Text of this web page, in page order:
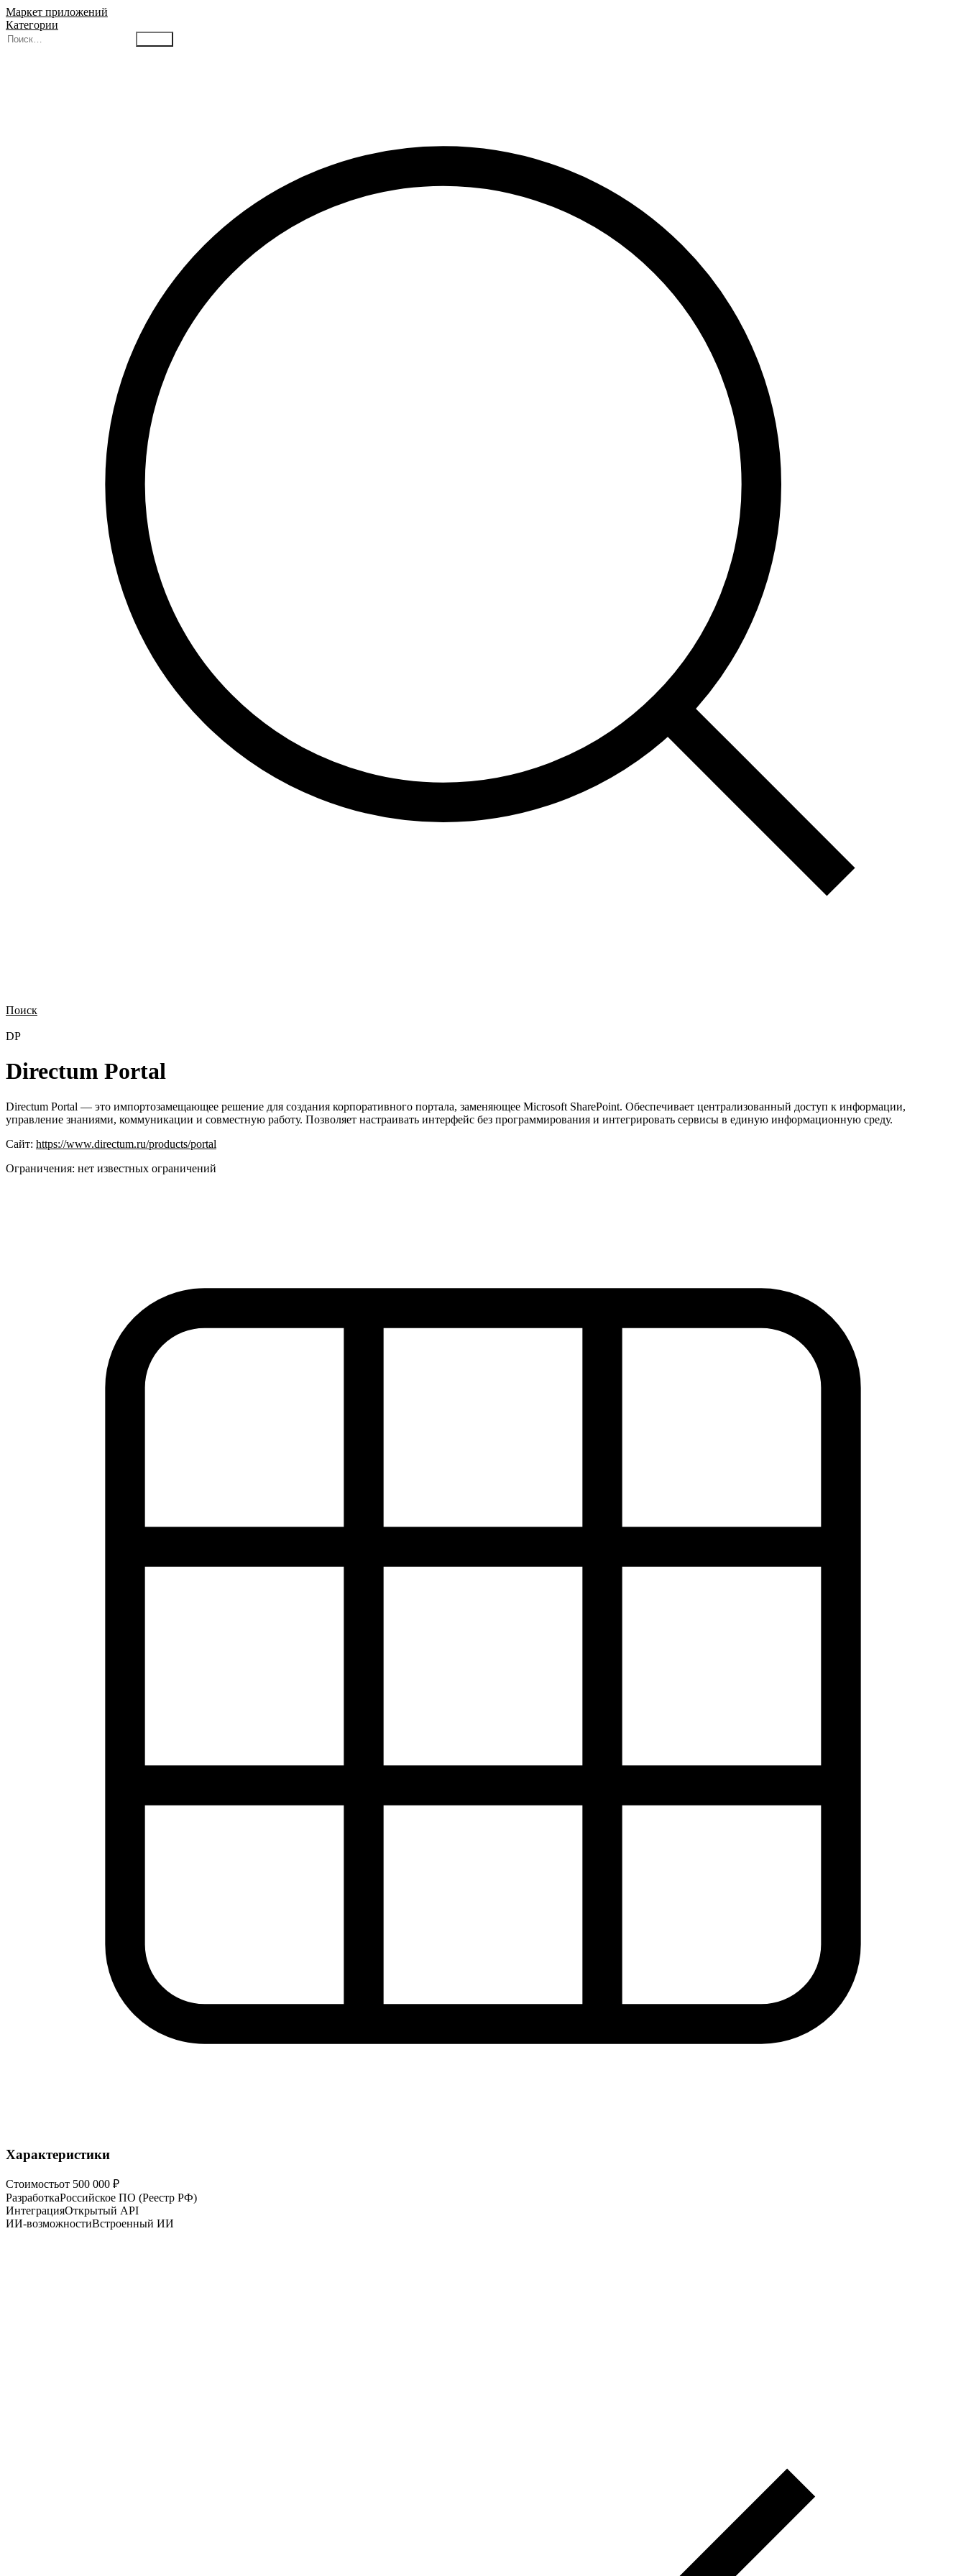
Маркет приложений
Категории
Поиск
DP
Directum Portal
Directum Portal — это импортозамещающее решение для создания корпоративного портала, заменяющее Microsoft SharePoint. Обеспечивает централизованный доступ к информации,
управление знаниями, коммуникации и совместную работу. Позволяет настраивать интерфейс без программирования и интегрировать сервисы в единую информационную среду.
Сайт: https://www.directum.ru/products/portal
Ограничения: нет известных ограничений
Характеристики
Стоимостьот 500 000 ₽
РазработкаРоссийское ПО (Реестр РФ)
ИнтеграцияОткрытый API
ИИ-возможностиВстроенный ИИ